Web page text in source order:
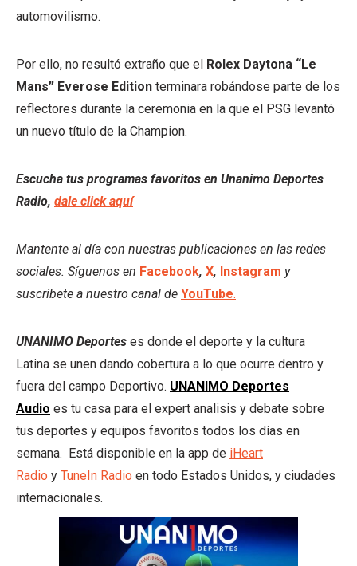
automovilismo.
Por ello, no resultó extraño que el Rolex Daytona “Le
Mans” Everose Edition terminara robándose parte de los
reflectores durante la ceremonia en la que el PSG levantó
un nuevo título de la Champion.
Escucha tus programas favoritos en Unanimo Deportes
Radio, dale click aquí
Mantente al día con nuestras publicaciones en las redes
sociales. Síguenos en Facebook, X, Instagram y
suscríbete a nuestro canal de YouTube.
UNANIMO Deportes es donde el deporte y la cultura
Latina se unen dando cobertura a lo que ocurre dentro y
fuera del campo Deportivo. UNANIMO Deportes
Audio es tu casa para el expert analisis y debate sobre
tus deportes y equipos favoritos todos los días en
semana. Está disponible en la app de iHeart
Radio y TuneIn Radio en todo Estados Unidos, y ciudades
internacionales.